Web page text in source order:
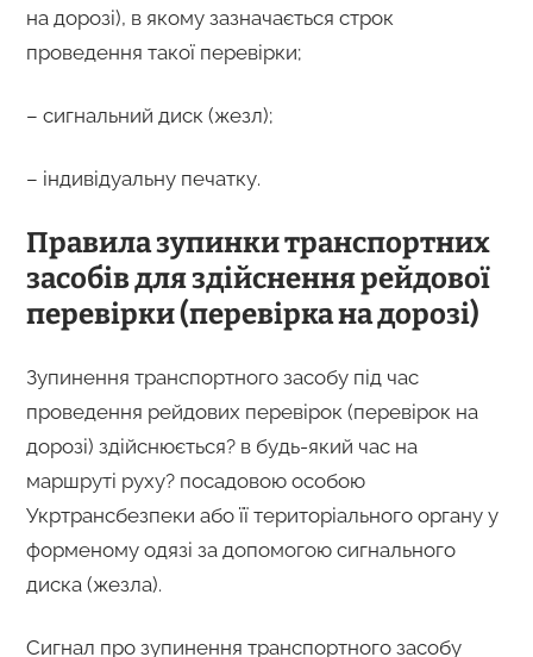
на дорозі), в якому зазначається строк
проведення такої перевірки;
– сигнальний диск (жезл);
– індивідуальну печатку.
Правила зупинки транспортних
засобів для здійснення рейдової
перевірки (перевірка на дорозі)
Зупинення транспортного засобу під час
проведення рейдових перевірок (перевірок на
дорозі) здійснюється? в будь-який час на
маршруті руху? посадовою особою
Укртрансбезпеки або її територіального органу у
форменому одязі за допомогою сигнального
диска (жезла).
Сигнал про зупинення транспортного засобу